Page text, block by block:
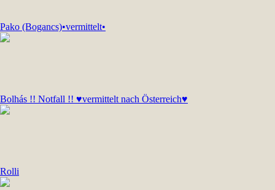
Pako (Bogancs)•vermittelt•
Bolhás !! Notfall !! ♥vermittelt nach Österreich♥
Rolli